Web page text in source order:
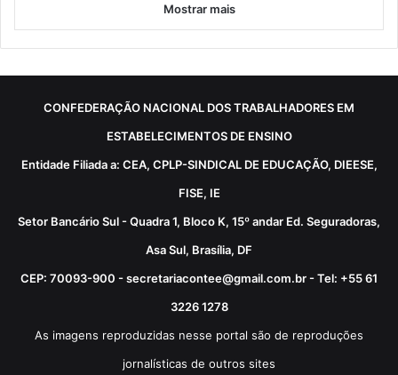
Mostrar mais
CONFEDERAÇÃO NACIONAL DOS TRABALHADORES EM
ESTABELECIMENTOS DE ENSINO
Entidade Filiada a: CEA, CPLP-SINDICAL DE EDUCAÇÃO, DIEESE,
FISE, IE
Setor Bancário Sul - Quadra 1, Bloco K, 15º andar Ed. Seguradoras,
Asa Sul, Brasília, DF
CEP: 70093-900 - secretariacontee@gmail.com.br - Tel: +55 61
3226 1278
As imagens reproduzidas nesse portal são de reproduções
jornalísticas de outros sites